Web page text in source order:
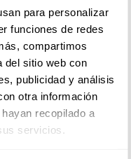
para personalizar
funciones de redes
compartimos
del sitio web con
publicidad y análisis
otra información
recopilado a
servicios.